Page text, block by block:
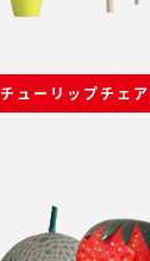
チューリップチェア